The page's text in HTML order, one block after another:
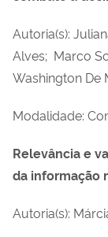
Autoria(s):
Alves; Marco
Washington De
Modalidade:
Relevância e
da informação
Autoria(s):